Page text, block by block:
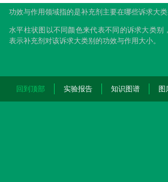
功效与作用领域指的是补充剂主要在哪些诉求大类
水平柱状图以不同颜色来代表不同的诉求大类别
表示补充剂对该诉求大类别的功效与作用大小。
回到顶部 实验报告 知识图谱 图